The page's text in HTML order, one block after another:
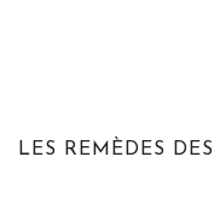
LES REMÈDES